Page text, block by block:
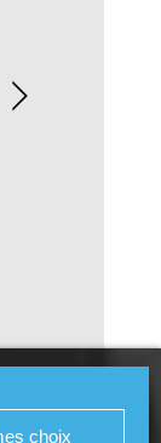
choix
PRESSE